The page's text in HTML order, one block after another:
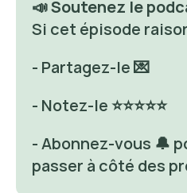
📣 Soutenez le
Si cet épisode
- Partagez-le 💌
- Notez-le ⭐⭐⭐⭐⭐
- Abonnez-vous 🔔
passer à côté des